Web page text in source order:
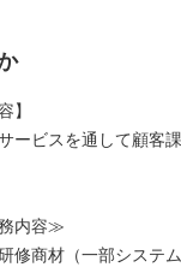
】
ービスを通して顧客
内容≫
修商材（一部システ